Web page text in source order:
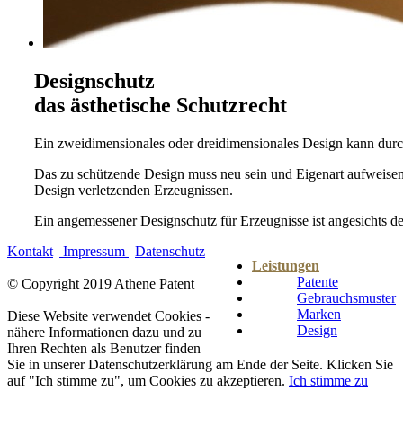
Designschutz
das ästhetische Schutzrecht
Ein zweidimensionales oder dreidimensionales Design kann
Das zu schützende Design muss neu sein und Eigenart
Design verletzenden Erzeugnissen.
Ein angemessener Designschutz für Erzeugnisse ist
Leistungen
Patente
Gebrauchsmuster
Marken
Design
Kontakt | Impressum | Datenschutz
© Copyright 2019 Athene Patent
Diese Website verwendet Cookies -
nähere Informationen dazu und zu
Ihren Rechten als Benutzer finden
Sie in unserer Datenschutzerklärung am Ende der Seite. Klicken Sie
auf "Ich stimme zu", um Cookies zu akzeptieren. Ich stimme zu